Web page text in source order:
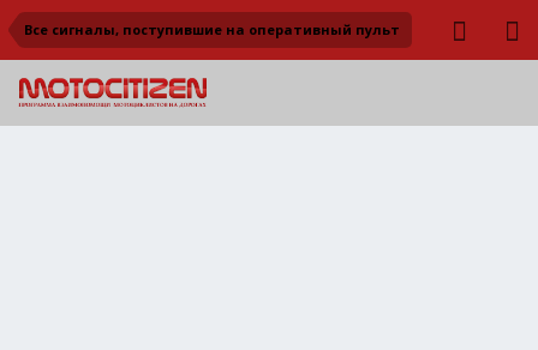
Все сигналы, поступившие на оперативный пульт